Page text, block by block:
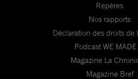
Repères
Nos rapports
Déclaration des droits de
Podcast WE
Magazine La
Magazine Bref